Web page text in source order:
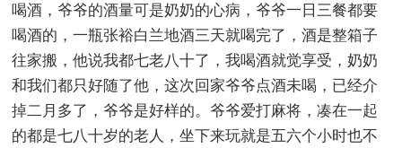
喝酒，爷爷的酒量可是奶奶的心病，爷爷一日三餐都要
喝酒的，一瓶张裕白兰地酒三天就喝完了，酒是整箱子
往家搬，他说我都七老八十了，我喝酒就觉享受，奶奶
和我们都只好随了他，这次回家爷爷点酒未喝，已经介
掉二月多了，爷爷是好样的。爷爷爱打麻将，凑在一起
的都是七八十岁的老人，坐下来玩就是五六个小时也不